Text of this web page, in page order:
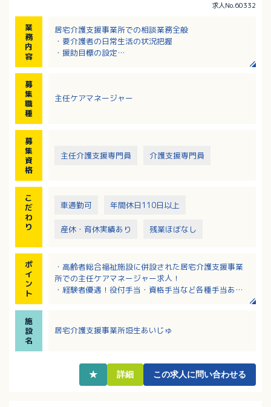
求人No.60332
業
務
内
容
居宅介護支援事業所での相談業務全般
・要介護者の日常生活の状況把握
・援助目標の設定
募
集
職
種
主任ケアマネージャー
募
集
資
格
主任介護支援専門員 介護支援専門員
こ
だ
わ
り
車通勤可 年間休日110日以上
産休・育休実績あり 残業ほぼなし
ポ
イ
ン
ト
・高齢者総合福祉施設に併設された居宅介護支援事業
所での主任ケアマネージャー求人！
・経験者優遇！役付手当・資格手当など各種手当あ
・複数施設があり法人内でキャリアアップを目指せま
す！
施
設
名
居宅介護支援事業所垣生あいじゅ
★ 詳細 この求人に問い合わせる